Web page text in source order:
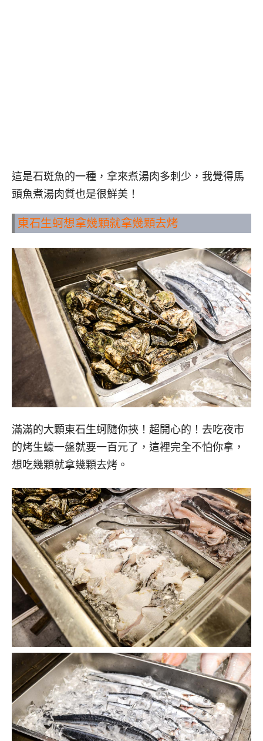
這是石斑魚的一種，拿來煮湯肉多刺少，我覺得馬
頭魚煮湯肉質也是很鮮美！
東石生蚵想拿幾顆就拿幾顆去烤
滿滿的大顆東石生蚵隨你挾！超開心的！去吃夜市
的烤生蠔一盤就要一百元了，這裡完全不怕你拿，
想吃幾顆就拿幾顆去烤。